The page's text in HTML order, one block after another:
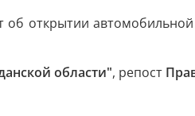
открытии
области", репост